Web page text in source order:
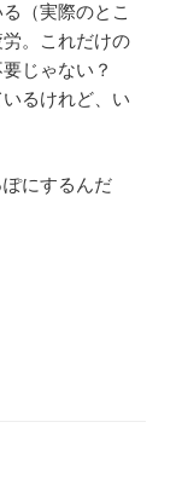
（実際のとこ
。これだけの
要じゃない？
るけれど、い
にするんだ